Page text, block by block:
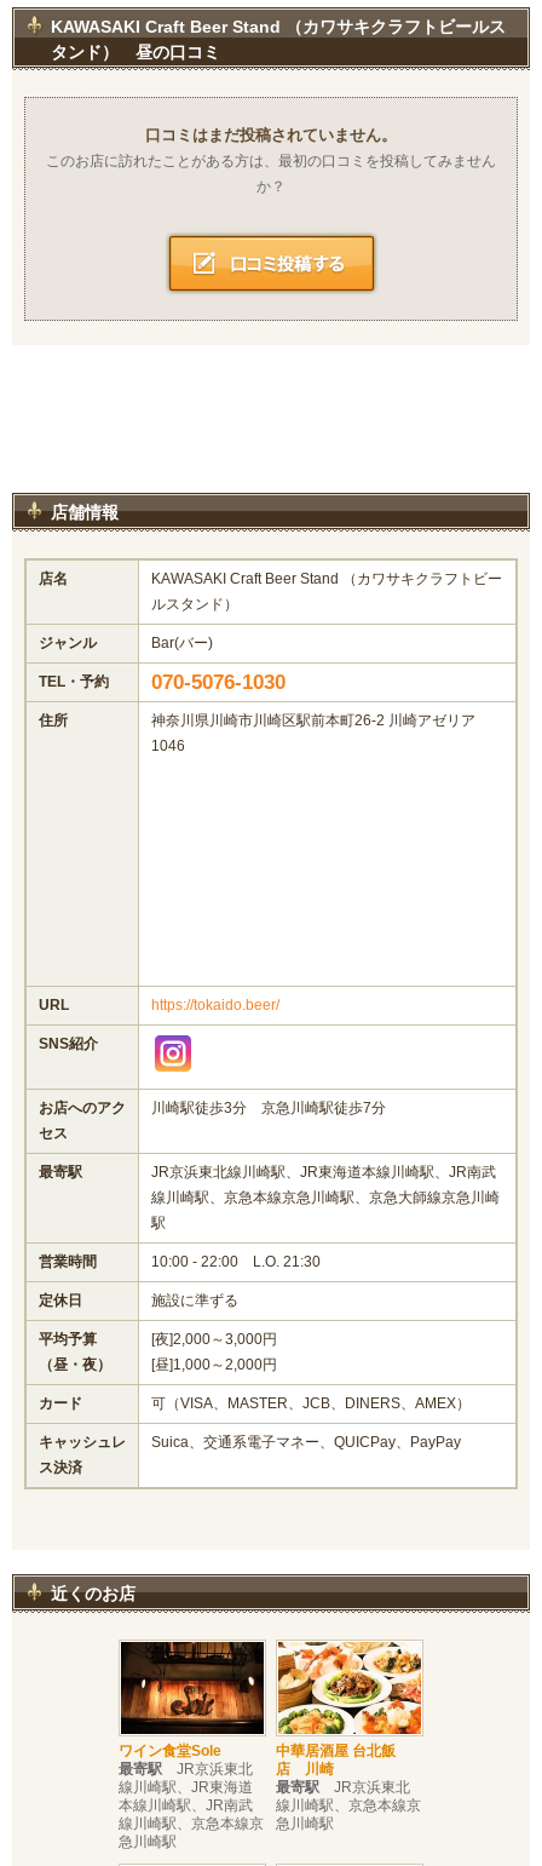
KAWASAKI Craft Beer Stand （カワサキクラフトビールス
タンド） 昼の口コミ
口コミはまだ投稿されていません。
このお店に訪れたことがある方は、最初の口コミを投稿してみません
か？
店舗情報
店名
KAWASAKI Craft Beer Stand （カワサキクラフトビー
ルスタンド）
ジャンル Bar(バー)
TEL・予約 070-5076-1030
住所
神奈川県川崎市川崎区駅前本町26-2 川崎アゼリア
1046
URL https://tokaido.beer/
SNS紹介
お店へのアク
セス
川崎駅徒歩3分 京急川崎駅徒歩7分
最寄駅
JR京浜東北線川崎駅、JR東海道本線川崎駅、JR南武
線川崎駅、京急本線京急川崎駅、京急大師線京急川崎
駅
営業時間 10:00 - 22:00 L.O. 21:30
定休日 施設に準ずる
平均予算
（昼・夜）
[夜]2,000～3,000円
[昼]1,000～2,000円
カード 可（VISA、MASTER、JCB、DINERS、AMEX）
キャッシュレ
ス決済
Suica、交通系電子マネー、QUICPay、PayPay
近くのお店
ワイン食堂Sole
最寄駅 JR京浜東北
線川崎駅、JR東海道
本線川崎駅、JR南武
線川崎駅、京急本線京
急川崎駅
中華居酒屋 台北飯
店 川崎
最寄駅 JR京浜東北
線川崎駅、京急本線京
急川崎駅